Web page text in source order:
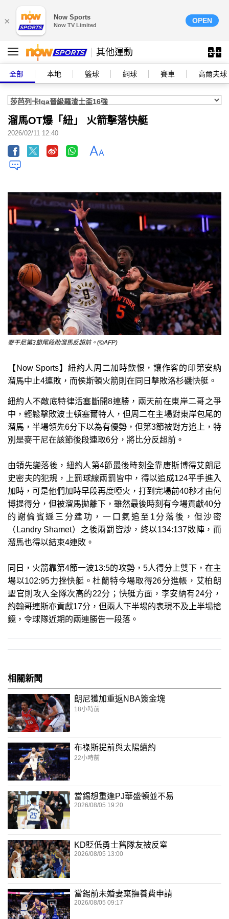
× Now Sports
Now TV Limited
OPEN
其他運動
全部 本地 籃球 網球 賽車 高爾夫球
溜馬OT爆「紐」 火箭擊落快艇
2026/02/11 12:40
麥干尼第3節尾段助溜馬反超前。(©AFP)
【Now Sports】紐約人周二加時飲恨，讓作客的印第安納
溜馬中止4連敗，而侯斯頓火箭則在同日擊敗洛杉磯快艇。
紐約人不敵底特律活塞斷開8連勝，兩天前在東岸二哥之爭
中，輕鬆擊敗波士頓塞爾特人，但周二在主場對東岸包尾的
溜馬，半場領先6分下以為有優勢，但第3節被對方追上，特
別是麥干尼在該節後段連取6分，將比分反超前。
由領先變落後，紐約人第4節最後時刻全靠唐斯博得艾朗尼
史密夫的犯規，上罰球線兩罰皆中，得以追成124平手進入
加時，可是他們加時早段再度啞火，打到完場前40秒才由何
博提得分，但被溜馬拋離下，雖然最後時刻有今場貢獻40分
的謝倫賓遜三分建功，一口氣追至1分落後，但沙密
（Landry Shamet）之後兩罰皆炒，終以134:137敗陣，而
溜馬也得以結束4連敗。
同日，火箭靠第4節一波13:5的攻勢，5人得分上雙下，在主
場以102:95力挫快艇。杜蘭特今場取得26分進帳，艾柏朗
聖官則攻入全隊次高的22分；快艇方面，李安納有24分，
約翰哥連斯亦貢獻17分，但兩人下半場的表現不及上半場搶
鏡，令球隊近期的兩連勝告一段落。
相關新聞
朗尼獲加重返NBA簽金塊
18小時前
布祿斯提前與太陽續約
22小時前
當錫想重逢PJ華盛頓並不易
2026/08/05 19:20
KD貶低勇士舊隊友被反窒
2026/08/05 13:00
當錫前未婚妻棄撫養費申請
2026/08/05 09:17